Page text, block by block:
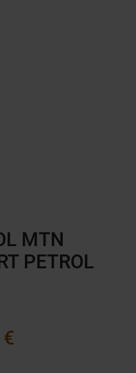
MTN
PETROL
€